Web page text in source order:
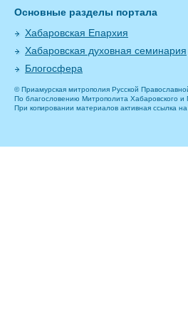
Основные разделы портала
Хабаровская Епархия
Хабаровская духовная семинария
Блогосфера
© Приамурская митрополия Русской
По благословению Митрополита Хабаровского и
При копировании материалов активная ссылка на